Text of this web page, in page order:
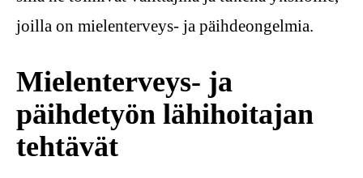
joilla on mielenterveys- ja päihdeongelmia.
Mielenterveys- ja
päihdetyön lähihoitajan
tehtävät